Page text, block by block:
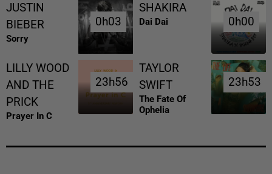
JUSTIN
BIEBER
Sorry
0h03
0h03
SHAKIRA
Dai Dai 0h00
0h00
LILLY WOOD
AND THE
PRICK
Prayer In C
23h56
23h56
TAYLOR
SWIFT
The Fate Of
Ophelia
23h53
23h53